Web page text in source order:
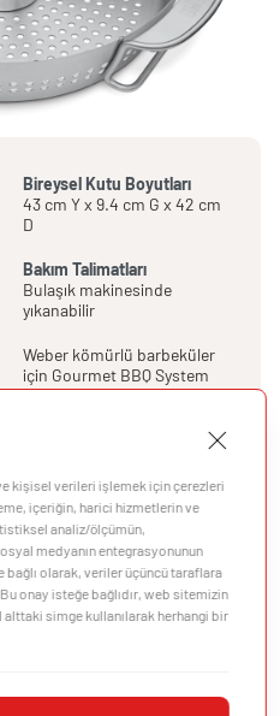
Bireysel Kutu Boyutları
43 cm Y x 9.4 cm G x 42 cm
D
Bakım Talimatları
Bulaşık makinesinde
yıkanabilir
Weber kömürlü barbeküler
için Gourmet BBQ System
ızgaralarına uygundur
kişisel verileri işlemek için çerezleri
içeriğin, harici hizmetlerin ve
analiz/ölçümün,
medyanın entegrasyonunun
olarak, veriler üçüncü taraflara
onay isteğe bağlıdır, web sitemizin
simge kullanılarak herhangi bir